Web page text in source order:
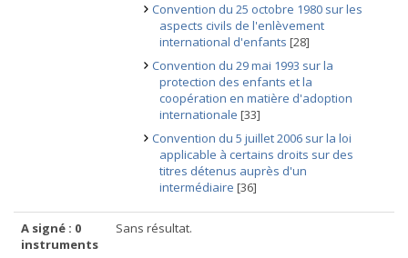
Convention du 25 octobre 1980 sur les
aspects civils de l'enlèvement
international d'enfants [28]
Convention du 29 mai 1993 sur la
protection des enfants et la
coopération en matière d'adoption
internationale [33]
Convention du 5 juillet 2006 sur la loi
applicable à certains droits sur des
titres détenus auprès d'un
intermédiaire [36]
A signé : 0
instruments
Sans résultat.